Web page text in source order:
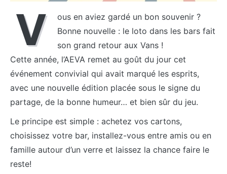
V
ous en aviez gardé un bon souvenir ?
Bonne nouvelle : le loto dans les bars fait
son grand retour aux Vans !
Cette année, l’AEVA remet au goût du jour cet
événement convivial qui avait marqué les esprits,
avec une nouvelle édition placée sous le signe du
partage, de la bonne humeur… et bien sûr du jeu.
Le principe est simple : achetez vos cartons,
choisissez votre bar, installez-vous entre amis ou en
famille autour d’un verre et laissez la chance faire le
reste!